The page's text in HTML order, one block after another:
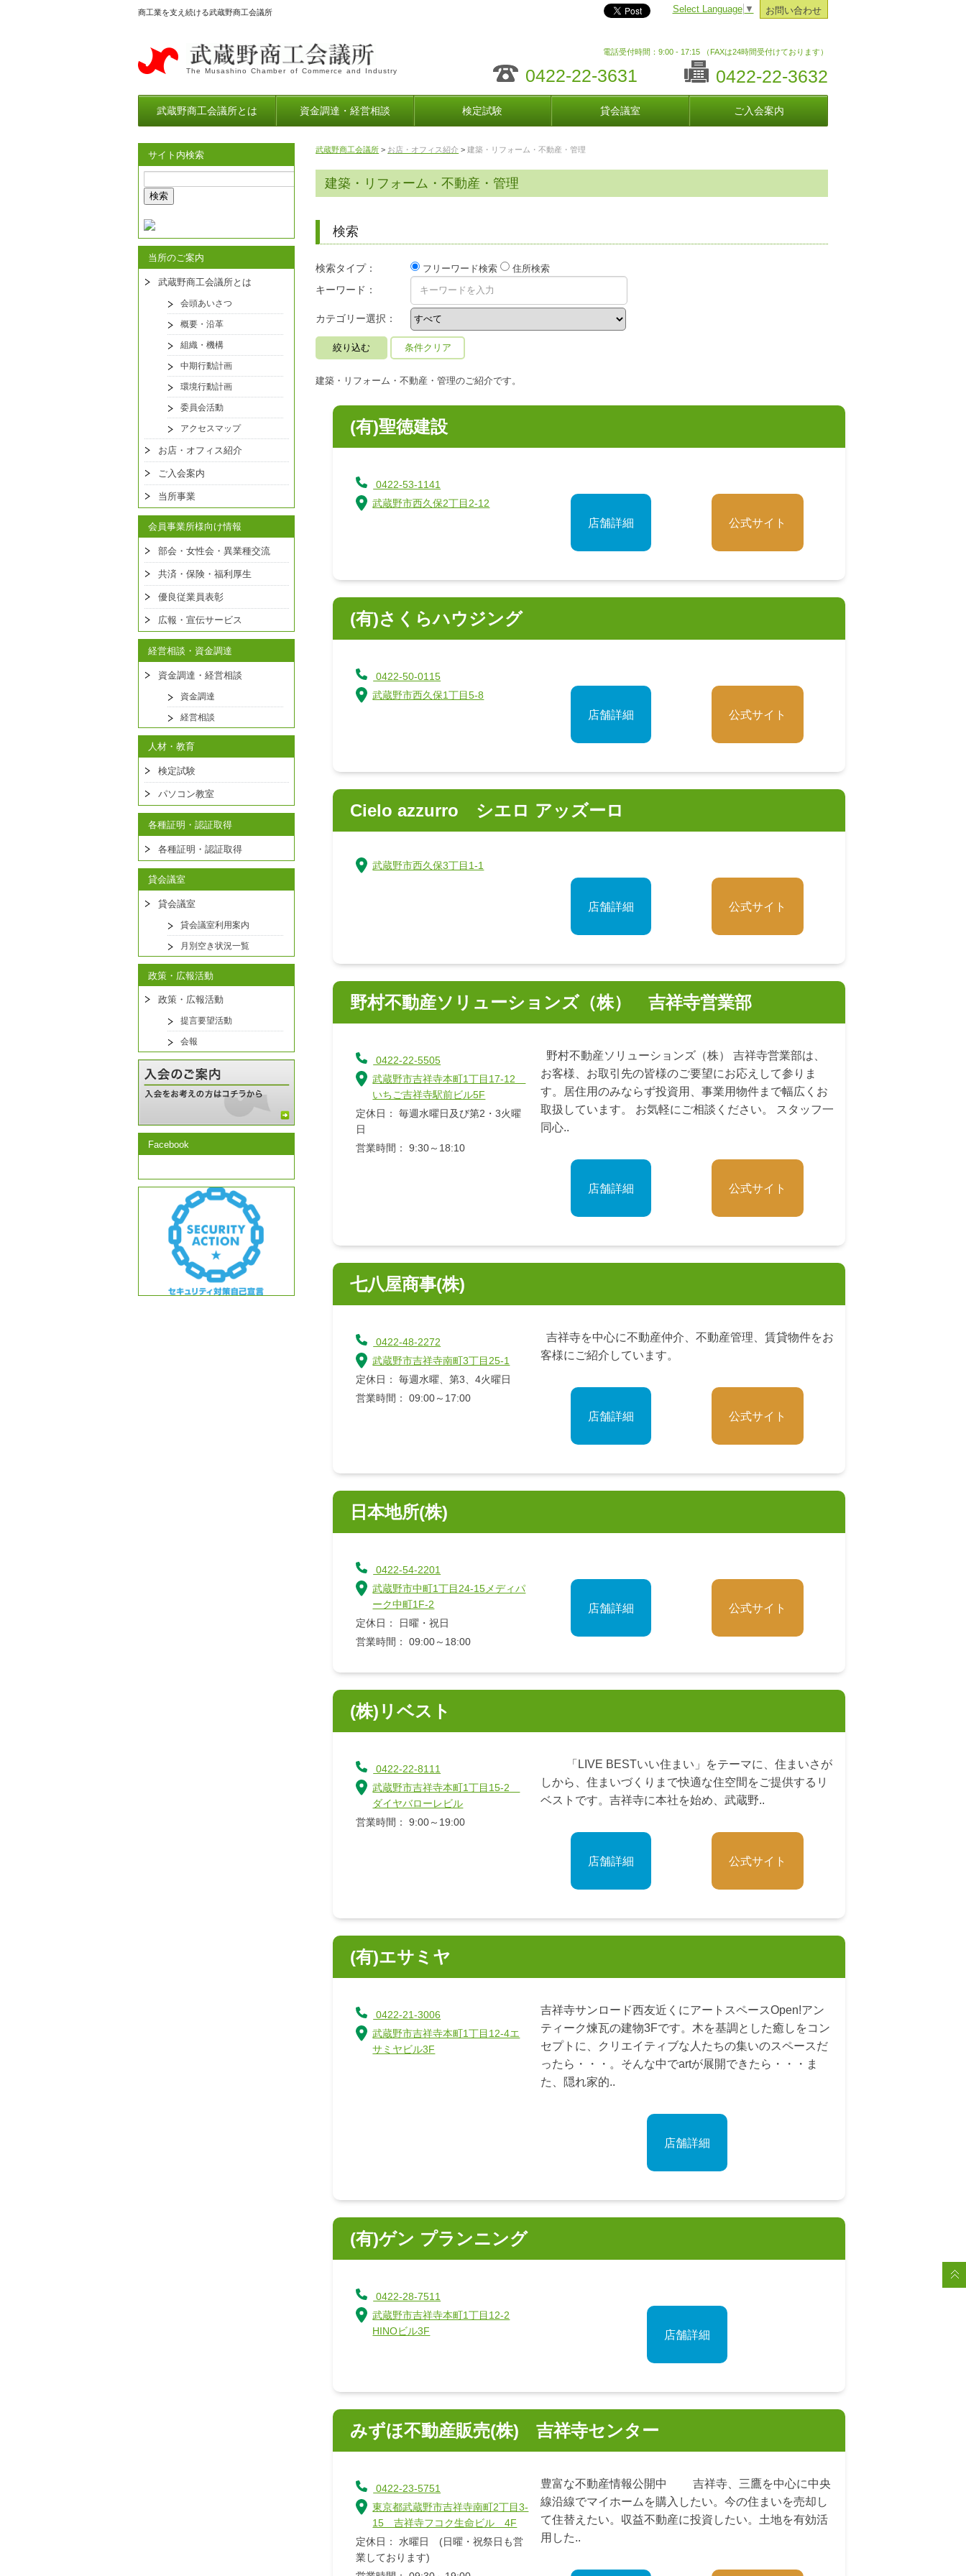
商工業を支え続ける武蔵野商工会議所 お問い合わせ
Select Language ▼
The Musashino Chamber of Commerce and Industry
電話受付時間：9:00 - 17:15 （FAXは24時間受付けております）
0422-22-3631 0422-22-3632
武蔵野商工会議所とは 資金調達・経営相談 検定試験 貸会議室 ご入会案内
サイト内検索
当所のご案内
武蔵野商工会議所とは
会頭あいさつ
概要・沿革
組織・機構
中期行動計画
環境行動計画
委員会活動
アクセスマップ
お店・オフィス紹介
ご入会案内
当所事業
会員事業所様向け情報
部会・女性会・異業種交流
共済・保険・福利厚生
優良従業員表彰
広報・宣伝サービス
経営相談・資金調達
資金調達・経営相談
資金調達
経営相談
人材・教育
検定試験
パソコン教室
各種証明・認証取得
各種証明・認証取得
貸会議室
貸会議室
貸会議室利用案内
月別空き状況一覧
政策・広報活動
政策・広報活動
提言要望活動
会報
Facebook
武蔵野商工会議所 > お店・オフィス紹介 >建築・リフォーム・不動産・管理
建築・リフォーム・不動産・管理
検索
検索タイプ： フリーワード検索 住所検索
キーワード：
カテゴリー選択：
条件クリア
建築・リフォーム・不動産・管理のご紹介です。
(有)聖徳建設
0422-53-1141
武蔵野市西久保2丁目2-12
店舗詳細 公式サイト
(有)さくらハウジング
0422-50-0115
武蔵野市西久保1丁目5-8
店舗詳細 公式サイト
Cielo azzurro シエロ アッズーロ
武蔵野市西久保3丁目1-1
店舗詳細 公式サイト
野村不動産ソリューションズ（株） 吉祥寺営業部
0422-22-5505
武蔵野市吉祥寺本町1丁目17-12
いちご吉祥寺駅前ビル5F
定休日： 毎週水曜日及び第2・3火曜
日
営業時間： 9:30～18:10
野村不動産ソリューションズ（株） 吉祥寺営業部は、
お客様、お取引先の皆様のご要望にお応えして参りま
す。居住用のみならず投資用、事業用物件まで幅広くお
取扱しています。 お気軽にご相談ください。 スタッフ一
同心..
店舗詳細 公式サイト
七八屋商事(株)
0422-48-2272
武蔵野市吉祥寺南町3丁目25-1
定休日： 毎週水曜、第3、4火曜日
営業時間： 09:00～17:00
吉祥寺を中心に不動産仲介、不動産管理、賃貸物件をお
客様にご紹介しています。
店舗詳細 公式サイト
日本地所(株)
0422-54-2201
武蔵野市中町1丁目24-15メディパ
ーク中町1F‐2
定休日： 日曜・祝日
営業時間： 09:00～18:00
店舗詳細 公式サイト
(株)リベスト
0422-22-8111
武蔵野市吉祥寺本町1丁目15-2
ダイヤバローレビル
営業時間： 9:00～19:00
「LIVE BESTいい住まい」をテーマに、住まいさが
しから、住まいづくりまで快適な住空間をご提供するリ
ベストです。吉祥寺に本社を始め、武蔵野..
店舗詳細 公式サイト
(有)エサミヤ
0422-21-3006
武蔵野市吉祥寺本町1丁目12-4エ
サミヤビル3F
吉祥寺サンロード西友近くにアートスペースOpen!アン
ティーク煉瓦の建物3Fです。木を基調とした癒しをコン
セプトに、クリエイティブな人たちの集いのスペースだ
ったら・・・。そんな中でartが展開できたら・・・ま
た、隠れ家的..
店舗詳細
(有)ゲン プランニング
0422-28-7511
武蔵野市吉祥寺本町1丁目12-2
HINOビル3F
店舗詳細
みずほ不動産販売(株) 吉祥寺センター
0422-23-5751
東京都武蔵野市吉祥寺南町2丁目3-
15 吉祥寺フコク生命ビル 4F
定休日： 水曜日 (日曜・祝祭日も営
業しております)
豊富な不動産情報公開中 吉祥寺、三鷹を中心に中央
線沿線でマイホームを購入したい。今の住まいを売却し
て住替えたい。収益不動産に投資したい。土地を有効活
用した..